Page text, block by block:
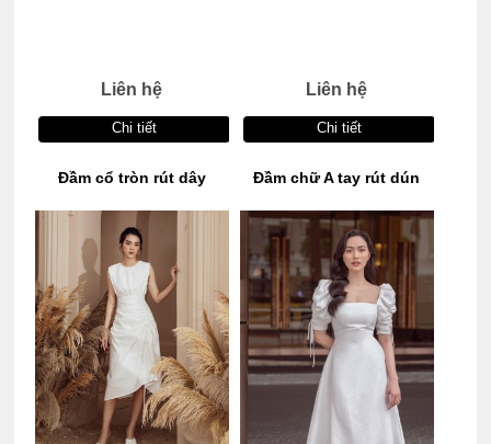
Liên hệ
Chi tiết
Liên hệ
Chi tiết
Đầm cổ tròn rút dây Đầm chữ A tay rút dún